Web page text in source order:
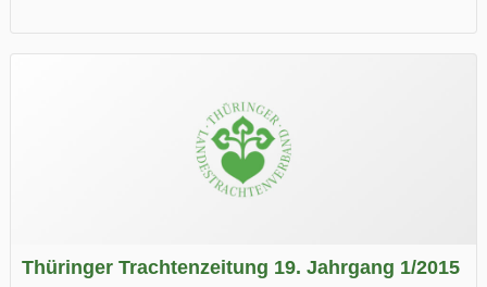
Wir wünschen Euch viel Spaß beim Lesen.
Thüringer Trachtenzeitung 19. Jahrgang 1/2015